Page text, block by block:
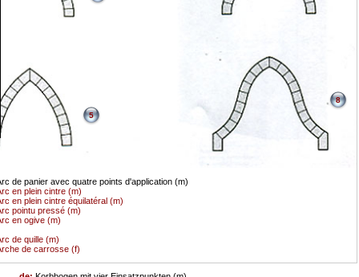
de panier avec quatre points d'application (m)
en plein cintre (m)
en plein cintre équilatéral (m)
pointu pressé (m)
en ogive (m)
5
de quille (m)
de carrosse (f)
8